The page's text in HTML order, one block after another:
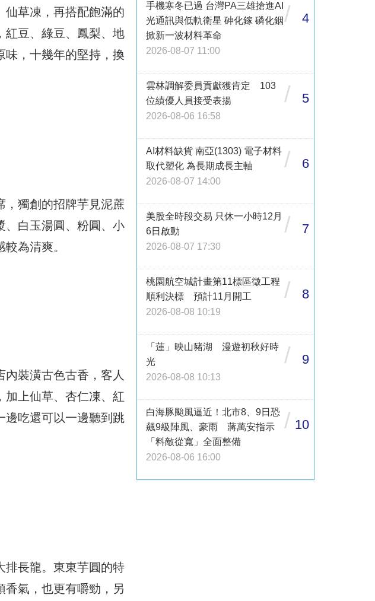
仙草凍，再搭配飽滿的
紅豆、綠豆、鳳梨、地
味，十幾年的堅持，換
，獨創的招牌芋見泥蔗
、白玉湯圓、粉圓、小
為清爽。
裝潢古色古香，客人
加上仙草、杏仁凍、紅
邊吃還可以一邊聽到跳
排長龍。東東芋圓的特
香氣，也更有嚼勁，另
手機寒冬已過 台灣PA三雄搶進AI
光通訊與低軌衛星 砷化鎵 磷化銦
掀新一波材料革命
2026-08-07 11:00
/ 4
雲林調解委員貢獻獲肯定 103
位績優人員接受表揚
2026-08-06 16:58
/ 5
AI材料缺貨 南亞(1303) 電子材料
取代塑化 為長期成長主軸
2026-08-07 14:00
/ 6
美股全時段交易 只休一小時12月
6日啟動
2026-08-07 17:30
/ 7
桃園航空城計畫第11標區徵工程
順利決標 預計11月開工
2026-08-08 10:19
/ 8
「蓮」映山豬湖 漫遊初秋好時
光
2026-08-08 10:13
/ 9
白海豚颱風逼近！北市8、9日恐
飆9級陣風、豪雨 蔣萬安指示
「料敵從寬」全面整備
2026-08-06 16:00
/ 10